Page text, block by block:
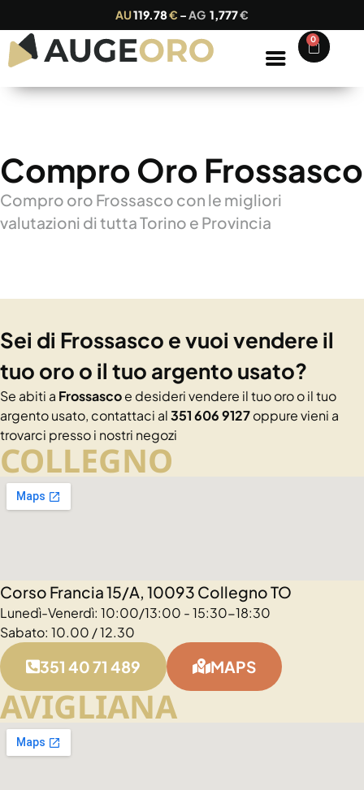
AU119.78€ –AG 1,777€
0
Compro Oro Frossasco
Compro oro Frossasco con le migliori
valutazioni di tutta Torino e Provincia
Sei di Frossasco e vuoi vendere il
tuo oro o il tuo argento usato?
Se abiti a Frossascoe desideri vendere il tuo oro o il tuo
argento usato, contattaci al351 606 9127oppure vieni a
trovarci presso i nostri negozi
COLLEGNO
Corso Francia 15/A, 10093 Collegno TO
Lunedì-Venerdì: 10:00/13:00 - 15:30-18:30
Sabato: 10.00 / 12.30
351 40 71 489 MAPS
AVIGLIANA